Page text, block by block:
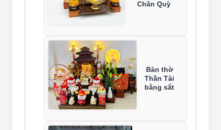
Chân Quỳ
Bàn thờ
Thần Tài
bằng sắt